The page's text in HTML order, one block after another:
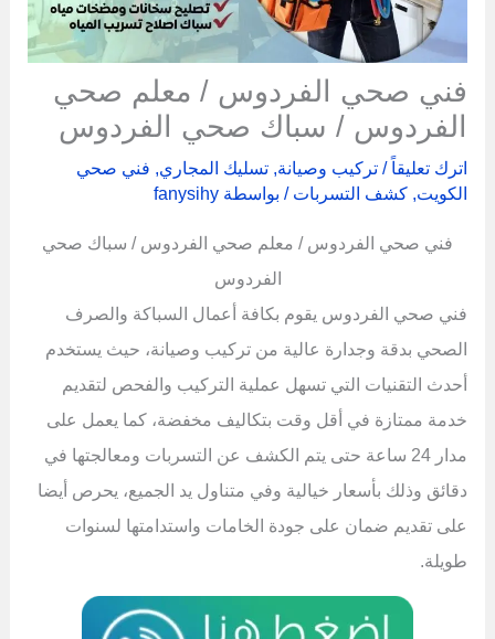
فني صحي الفردوس / معلم صحي
الفردوس / سباك صحي الفردوس
اترك تعليقاً /تركيب وصيانة,تسليك المجاري, فني صحي
الكويت,كشف التسربات / بواسطة fanysihy
فني صحي الفردوس / معلم صحي الفردوس / سباك صحي
الفردوس
فني صحي الفردوس يقوم بكافة أعمال السباكة والصرف
الصحي بدقة وجدارة عالية من تركيب وصيانة، حيث يستخدم
أحدث التقنيات التي تسهل عملية التركيب والفحص لتقديم
خدمة ممتازة في أقل وقت بتكاليف مخفضة، كما يعمل على
مدار 24 ساعة حتى يتم الكشف عن التسربات ومعالجتها في
دقائق وذلك بأسعار خيالية وفي متناول يد الجميع، يحرص أيضا
على تقديم ضمان على جودة الخامات واستدامتها لسنوات
طويلة.